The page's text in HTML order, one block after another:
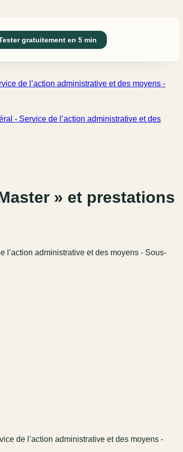
gratuitement en 5 min
de l’action administrative et des moyens -
- Service de l’action administrative et des
» et prestations
l’action administrative et des moyens - Sous-
de l’action administrative et des moyens -